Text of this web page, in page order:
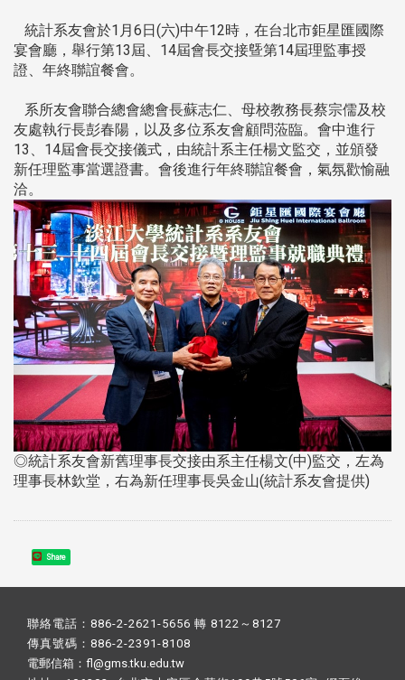
統計系友會於1月6日(六)中午12時，在台北市鉅星匯國際
宴會廳，舉行第13屆、14屆會長交接曁第14屆理監事授
證、年終聯誼餐會。
系所友會聯合總會總會長蘇志仁、母校教務長蔡宗儒及校
友處執行長彭春陽，以及多位系友會顧問蒞臨。會中進行
13、14屆會長交接儀式，由統計系主任楊文監交，並頒發
新任理監事當選證書。會後進行年終聯誼餐會，氣氛歡愉融
洽。
◎統計系友會新舊理事長交接由系主任楊文(中)監交，左為
理事長林欽堂，右為新任理事長吳金山(統計系友會提供)
Share
聯絡電話：886-2-2621-5656 轉 8122～8127
傳真號碼：886-2-2391-8108
電郵信箱：fl@gms.tku.edu.tw